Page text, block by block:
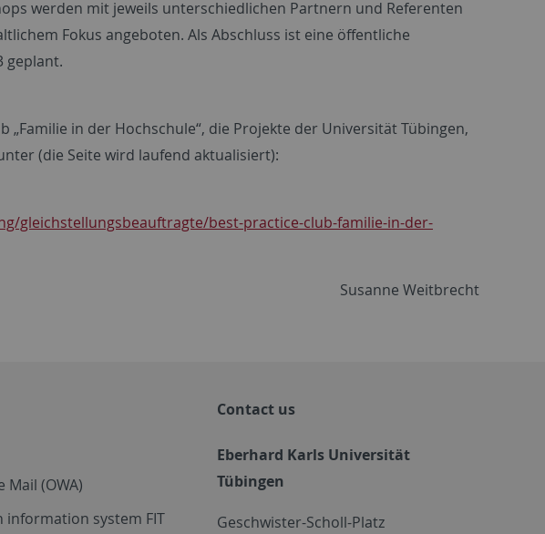
werden mit jeweils unterschiedlichen Partnern und Referenten
Fokus angeboten. Als Abschluss ist eine öffentliche
geplant.
in der Hochschule“, die Projekte der Universität Tübingen,
(die Seite wird laufend aktualisiert):
gleichstellungsbeauftragte/best-practice-club-familie-in-der-
Susanne Weitbrecht
Mail (OWA)
information system FIT
Contact us
Eberhard Karls Universität
Tübingen
Geschwister-Scholl-Platz